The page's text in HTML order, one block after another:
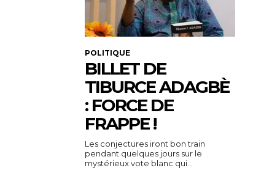
POLITIQUE
BILLET DE
TIBURCE ADAGBÈ
: FORCE DE
FRAPPE !
Les conjectures iront bon train
pendant quelques jours sur le
mystérieux vote blanc qui...